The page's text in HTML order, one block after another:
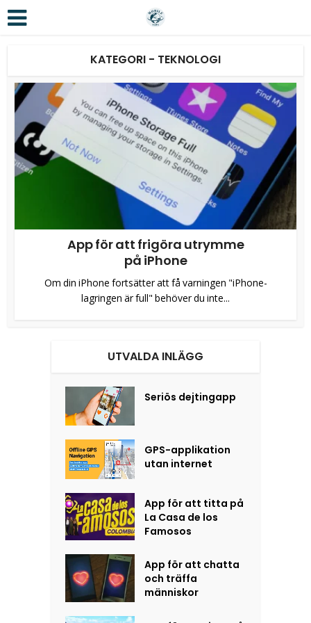
KATEGORI - TEKNOLOGI
App för att frigöra utrymme
på iPhone
Om din iPhone fortsätter att få varningen "iPhone-
lagringen är full" behöver du inte...
UTVALDA INLÄGG
Seriös dejtingapp
GPS-applikation
utan internet
App för att titta på
La Casa de los
Famosos
App för att chatta
och träffa
människor